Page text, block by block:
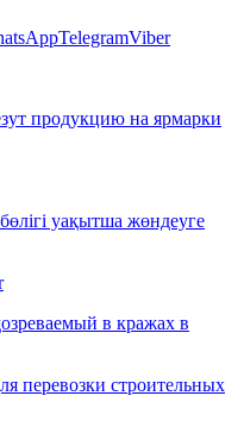
TelegramViber
продукцию на ярмарки
уақытша жөндеуге
в кражах в
перевозки строительных